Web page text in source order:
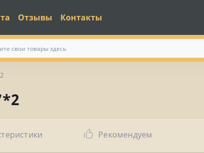
Отзывы Контакты
Рекомендуем